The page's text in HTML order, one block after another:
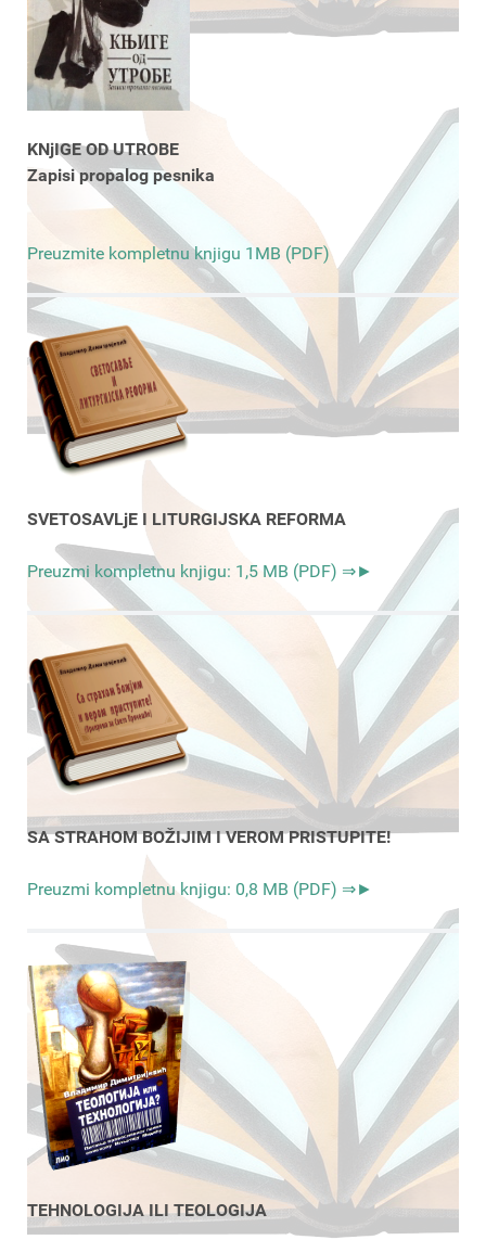
KNjIGE OD UTROBE
Zapisi propalog pesnika
Preuzmite kompletnu knjigu 1MB (PDF)
SVETOSAVLjE I LITURGIJSKA REFORMA
Preuzmi kompletnu knjigu: 1,5 MB (PDF) ⇒►
SA STRAHOM BOŽIJIM I VEROM PRISTUPITE!
Preuzmi kompletnu knjigu: 0,8 MB (PDF) ⇒►
TEHNOLOGIJA ILI TEOLOGIJA